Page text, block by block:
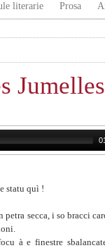
literarie Prosa
Jumelles
statu quì !
secca, i so bracci
à e finestre